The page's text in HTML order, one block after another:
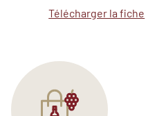
Télécharger la fiche